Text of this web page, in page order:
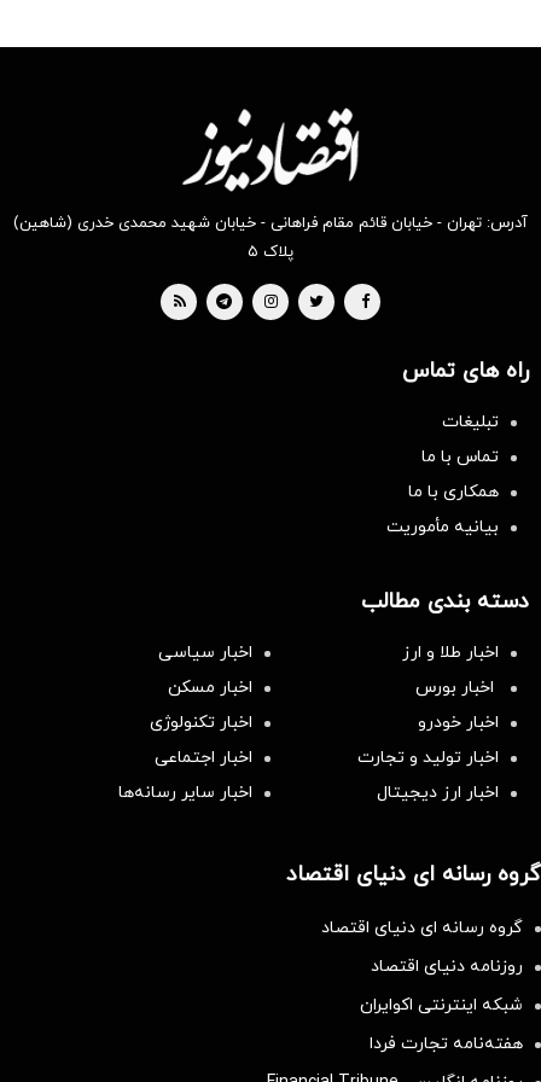
آدرس: تهران - خیابان قائم مقام فراهانی - خیابان شهید محمدی خدری (شاهین)
پلاک ۵
راه های تماس
تبلیغات
تماس با ما
همکاری با ما
بیانیه مأموریت
دسته بندی مطالب
اخبار طلا و ارز
اخبار سیاسی
اخبار بورس
اخبار مسکن
اخبار خودرو
اخبار تکنولوژی
اخبار تولید و تجارت
اخبار اجتماعی
اخبار ارز دیجیتال
اخبار سایر رسانه‌‌ها
گروه رسانه ای دنیای اقتصاد
گروه رسانه ای دنیای اقتصاد
روزنامه دنیای اقتصاد
شبکه اینترنتی اکوایران
هفته‌نامه تجارت فردا